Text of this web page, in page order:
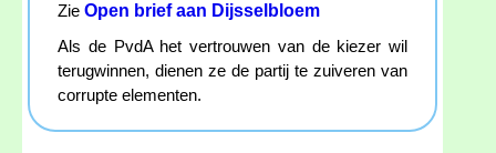
Zie Open brief aan Dijsselbloem
Als de PvdA het vertrouwen van de kiezer wil
terugwinnen, dienen ze de partij te zuiveren van
corrupte elementen.